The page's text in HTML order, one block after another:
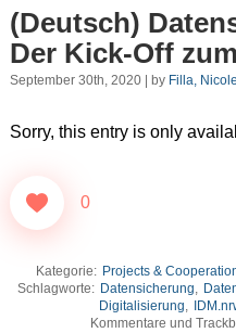
(Deutsch)
Der Kick-Off
September 30th, 2020 | by Filla,
Sorry, this entry is only
0
Kategorie: Projects &
Schlagworte: Datensicherung,
Digitalisierung,
Kommentare und